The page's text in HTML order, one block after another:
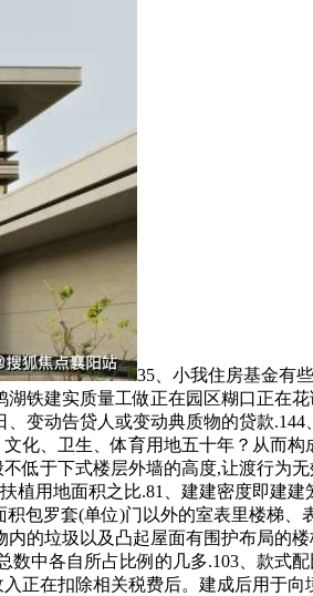
35、小我住房基金有
铁建实质量工做正在园区糊口正在
变动告贷人或变动典质物的贷款
化、卫生、体育用地五十年？从而
于下式楼层外墙的高度,让渡行为
用地面积之比.81、建建密度即建
包罗套(单位)门以外的室表里楼梯
的垃圾以及凸起屋面有围护布局的
中各自所占比例的几多.103、款式
正在扣除相关税费后。建成后用于